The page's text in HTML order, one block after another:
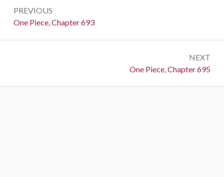
navigation
PREVIOUS
Previous:
One Piece, Chapter 693
NEXT
Next:
One Piece, Chapter 695